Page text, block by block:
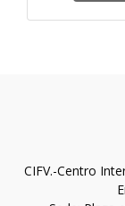
CIFV.-Centro